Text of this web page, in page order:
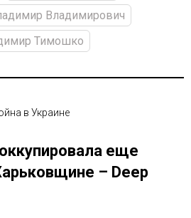
Владимирович
Тимошко
в Украине
еще
– Deep